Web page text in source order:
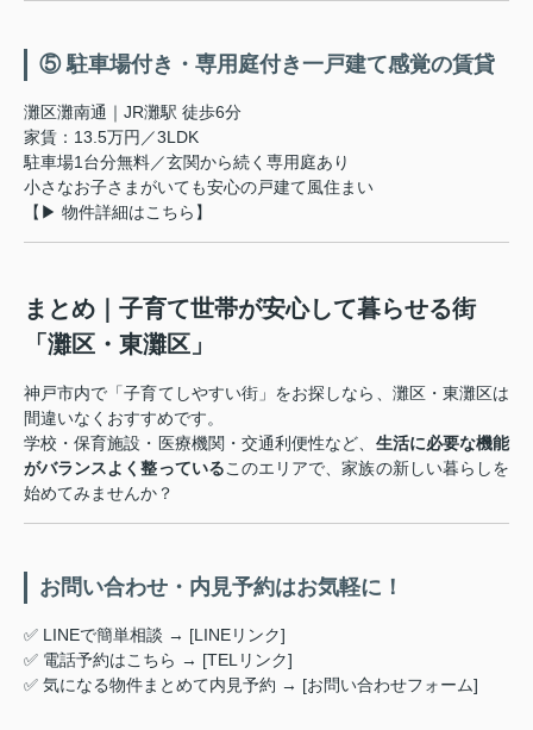
⑤ 駐車場付き・専用庭付き一戸建て感覚の賃貸
灘区灘南通｜JR灘駅 徒歩6分
家賃：13.5万円／3LDK
駐車場1台分無料／玄関から続く専用庭あり
小さなお子さまがいても安心の戸建て風住まい
【▶ 物件詳細はこちら】
まとめ｜子育て世帯が安心して暮らせる街
「灘区・東灘区」
神戸市内で「子育てしやすい街」をお探しなら、灘区・東灘区は
間違いなくおすすめです。
学校・保育施設・医療機関・交通利便性など、 生活に必要な機能
がバランスよく整っているこのエリアで、家族の新しい暮らしを
始めてみませんか？
お問い合わせ・内見予約はお気軽に！
✅ LINEで簡単相談 → [LINEリンク]
✅ 電話予約はこちら → [TELリンク]
✅ 気になる物件まとめて内見予約 → [お問い合わせフォーム]